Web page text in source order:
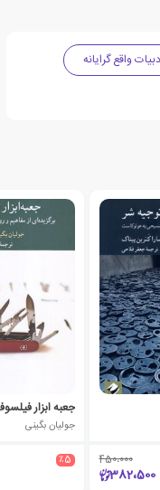
واقع گرایانه
450،000
382،500
جعبه ابزار
جولیان بگینی
٪5